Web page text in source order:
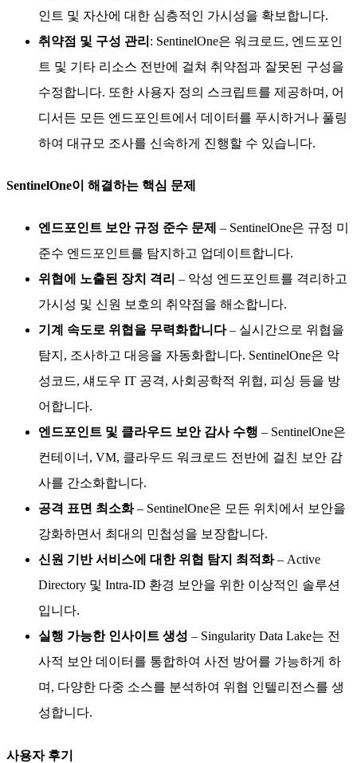
인트 및 자산에 대한 심층적인 가시성을 확보합니다.
취약점 및 구성 관리 : SentinelOne은 워크로드, 엔드포인
트 및 기타 리소스 전반에 걸쳐 취약점과 잘못된 구성을
수정합니다. 또한 사용자 정의 스크립트를 제공하며, 어
디서든 모든 엔드포인트에서 데이터를 푸시하거나 풀링
하여 대규모 조사를 신속하게 진행할 수 있습니다.
SentinelOne이 해결하는 핵심 문제
엔드포인트 보안 규정 준수 문제 – SentinelOne은 규정 미
준수 엔드포인트를 탐지하고 업데이트합니다.
위협에 노출된 장치 격리 – 악성 엔드포인트를 격리하고
가시성 및 신원 보호의 취약점을 해소합니다.
기계 속도로 위협을 무력화합니다– 실시간으로 위협을
탐지, 조사하고 대응을 자동화합니다. SentinelOne은 악
성코드, 섀도우 IT 공격, 사회공학적 위협, 피싱 등을 방
어합니다.
엔드포인트 및 클라우드 보안 감사 수행 – SentinelOne은
컨테이너, VM, 클라우드 워크로드 전반에 걸친 보안 감
사를 간소화합니다.
공격 표면 최소화– SentinelOne은 모든 위치에서 보안을
강화하면서 최대의 민첩성을 보장합니다.
신원 기반 서비스에 대한 위협 탐지 최적화– Active
Directory 및 Intra-ID 환경 보안을 위한 이상적인 솔루션
입니다.
실행 가능한 인사이트 생성 – Singularity Data Lake는 전
사적 보안 데이터를 통합하여 사전 방어를 가능하게 하
며, 다양한 다중 소스를 분석하여 위협 인텔리전스를 생
성합니다.
사용자 후기